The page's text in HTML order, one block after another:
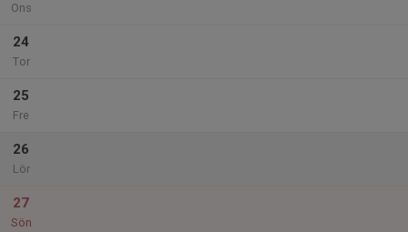
Ons
24
Tor
25
Fre
26
Lör
27
Sön